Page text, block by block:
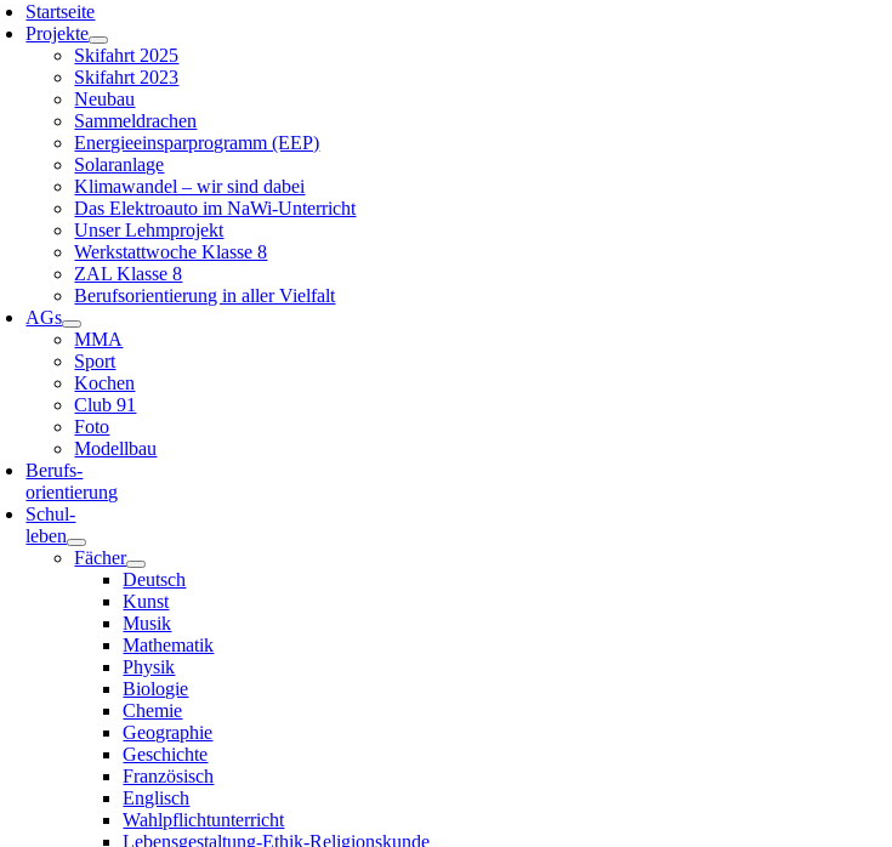
Startseite
Projekte
Skifahrt 2025
Skifahrt 2023
Neubau
Sammeldrachen
Energieeinsparprogramm (EEP)
Solaranlage
Klimawandel – wir sind dabei
Das Elektroauto im NaWi-Unterricht
Unser Lehmprojekt
Werkstattwoche Klasse 8
ZAL Klasse 8
Berufsorientierung in aller Vielfalt
AGs
MMA
Sport
Kochen
Club 91
Foto
Modellbau
Berufs-
orientierung
Schul-
leben
Fächer
Deutsch
Kunst
Musik
Mathematik
Physik
Biologie
Chemie
Geographie
Geschichte
Französisch
Englisch
Wahlpflichtunterricht
Lebensgestaltung-Ethik-Religionskunde